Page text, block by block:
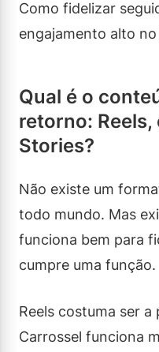
Como fidelizar
engajamento alto
Qual é o
retorno:
Stories?
Não existe um
todo mundo. Mas
funciona bem para
cumpre uma função.
Reels costuma ser
Carrossel funciona